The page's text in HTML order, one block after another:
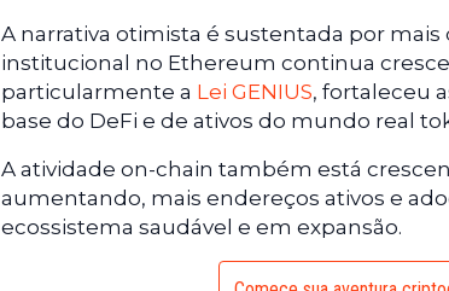
A narrativa otimista é sustentada por mais
institucional no Ethereum continua
particularmente a Lei GENIUS, fortaleceu
base do DeFi e de ativos do mundo real
A atividade on-chain também está
aumentando, mais endereços ativos e
ecossistema saudável e em expansão.